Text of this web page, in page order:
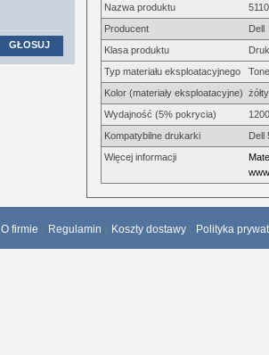
Nazwa produktu
Producent
Dell
Klasa produktu
Typ materiału eksploatacyjnego
Kolor (materiały eksploatacyjne) żółty
Wydajność (5% pokrycia)
Kompatybilne drukarki
Dell
Więcej informacji
GŁOSUJ
O firmie Regulamin Koszty dostawy Polityka